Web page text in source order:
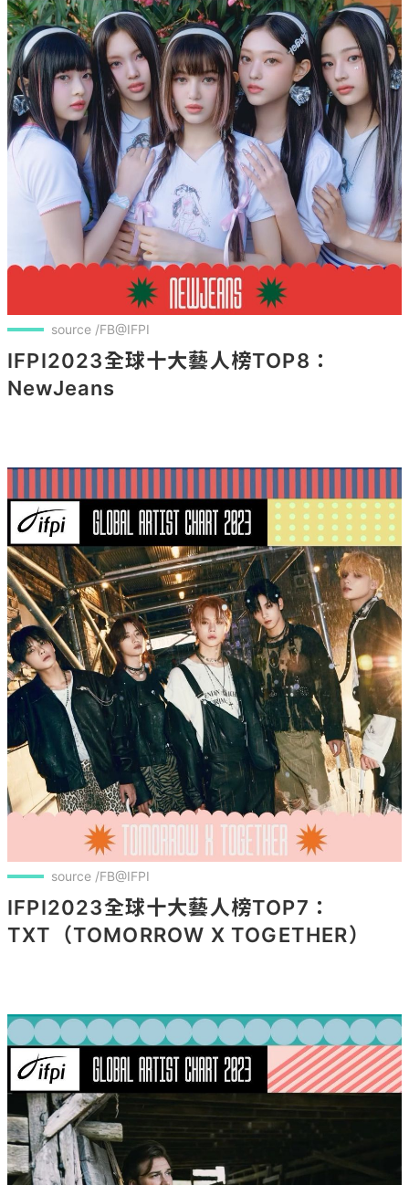
source /FB@IFPI
IFPI2023全球十大藝人榜TOP8：
NewJeans
source /FB@IFPI
IFPI2023全球十大藝人榜TOP7：
TXT（TOMORROW X TOGETHER）